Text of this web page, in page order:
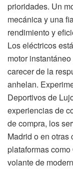
prioridades. Un
mecánica y una
rendimiento y
Los eléctricos
motor
carecer de la
anhelan.
Deportivos de
experiencias de
de compra, los
Madrid o en otras
plataformas
volante de